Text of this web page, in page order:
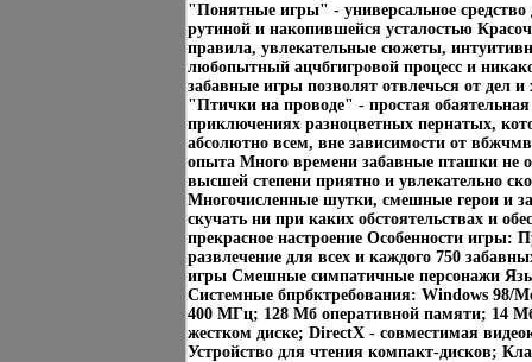
"Понятные игры" - универсальное средство
рутиной и накопившейся усталостью
правила, увлекательные сюжеты,
любопытный ацчбгигровой процесс и
забавные игры позволят отвлечься от дел и
"Птички на проводе" - простая
приключениях разноцветных пернатых,
абсолютно всем, вне зависимости от
опыта Много времени забавные пташки не
высшей степени приятно и увлекательно
Многочисленные шутки, смешные герои и
скучать ни при каких обстоятельствах и
прекрасное настроение Особенности игры:
развлечение для всех и каждого 750
игры Смешные симпатичные персонажи
Системные бпрбктребования: Windows 98/
400 МГц; 128 Мб оперативной памяти; 14 Мб
жестком диске; DirectX - совместимая
Устройство для чтения компакт-дисков;